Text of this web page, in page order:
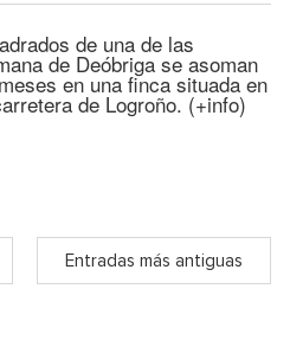
de una de las
de Deóbriga se asoman
en una finca situada en
de Logroño. (+info)
Entradas más antiguas